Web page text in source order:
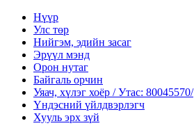
Нүүр
Улс төр
Нийгэм, эдийн засаг
Эрүүл мэнд
Орон нутаг
Байгаль орчин
Уяач, хүлэг хоёр / Утас: 80045570/
Үндэсний үйлдвэрлэгч
Хууль эрх зүй